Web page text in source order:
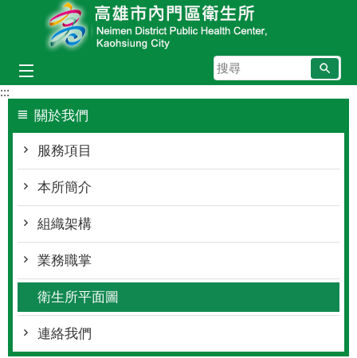
跳到主要內容區塊
搜
尋
:::
關於我們
服務項目
本所簡介
組織架構
業務職掌
衛生所平面圖
連絡我們